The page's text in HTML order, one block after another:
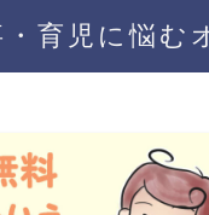
・育児に悩む